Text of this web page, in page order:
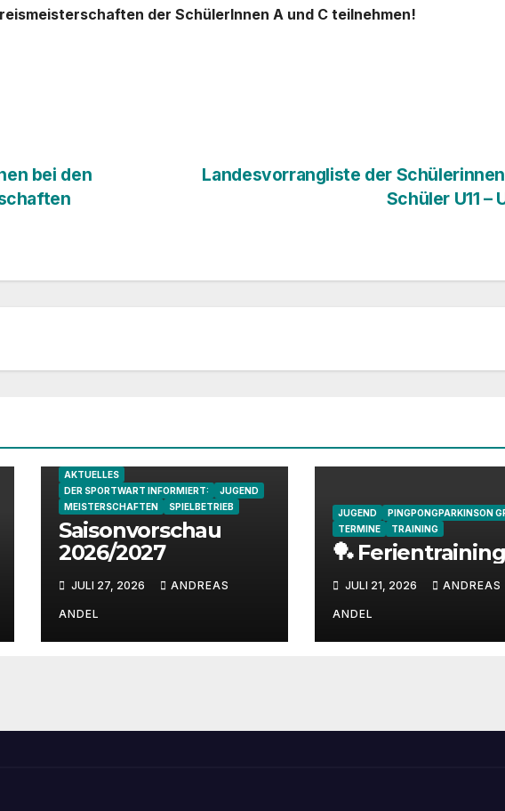
der SchülerInnen A und C teilnehmen!
Landesvorrangliste der
Schüler U11 –
bei den
AKTUELLES
DER SPORTWART INFORMIERT:
JUGEND
MEISTERSCHAFTEN
SPIELBETRIEB
Saisonvorschau
2026/2027
JULI 27, 2026 ANDREAS
ANDEL
JUGEND
PINGPONGPARKINSON
TERMINE
TRAINING
🏓 Ferientraining
JULI 21, 2026 ANDREAS
ANDEL